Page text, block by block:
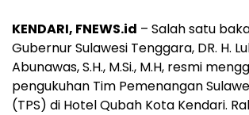
KENDARI, FNEWS.id – Salah satu
Gubernur Sulawesi Tenggara, DR. H.
Abunawas, S.H., M.Si., M.H, resmi
pengukuhan Tim Pemenangan
(TPS) di Hotel Qubah Kota Kendari.